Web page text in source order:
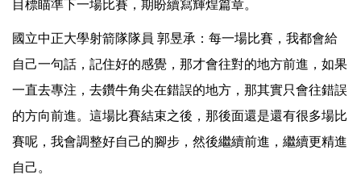
目標瞄準下一場比賽，期盼續寫輝煌篇章。
國立中正大學射箭隊隊員 郭昱承：每一場比賽，我都會給
自己一句話，記住好的感覺，那才會往對的地方前進，如果
一直去專注，去鑽牛角尖在錯誤的地方，那其實只會往錯誤
的方向前進。這場比賽結束之後，那後面還是還有很多場比
賽呢，我會調整好自己的腳步，然後繼續前進，繼續更精進
自己。